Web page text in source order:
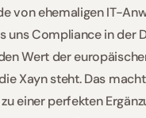
von ehemaligen IT-
uns Compliance in der
Wert der
Xayn steht. Das
einer perfekten